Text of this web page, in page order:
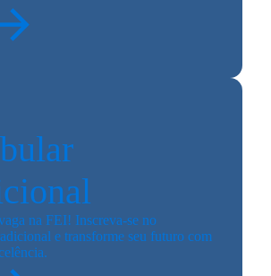
na FEI! Inscreva-se no
e transforme seu futuro com